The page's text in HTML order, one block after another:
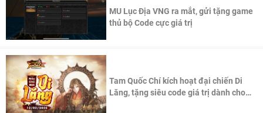
MU Lục Địa VNG ra mắt, gửi tặng game
thủ bộ Code cực giá trị
Tam Quốc Chí kích hoạt đại chiến Di
Lăng, tặng siêu code giá trị dành cho